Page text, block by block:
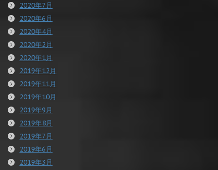
2020年7月
2020年6月
2020年4月
2020年2月
2020年1月
2019年12月
2019年11月
2019年10月
2019年9月
2019年8月
2019年7月
2019年6月
2019年3月